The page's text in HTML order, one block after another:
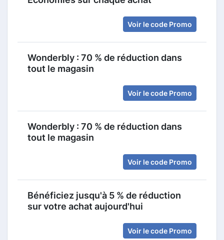
Voir le code Promo
Wonderbly : 70 % de réduction dans
tout le magasin
Voir le code Promo
Wonderbly : 70 % de réduction dans
tout le magasin
Voir le code Promo
Bénéficiez jusqu'à 5 % de réduction
sur votre achat aujourd'hui
Voir le code Promo